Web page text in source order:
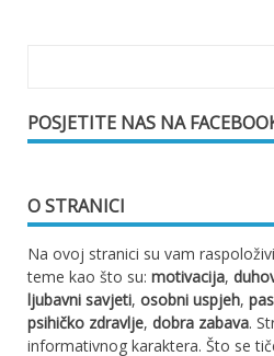
POSJETITE NAS NA
O STRANICI
Na ovoj stranici su vam
teme kao što su: motivacija,
ljubavni savjeti, osobni uspjeh,
psihičko zdravlje, dobra zabava.
informativnog karaktera. Što se